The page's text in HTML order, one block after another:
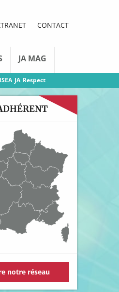
CONTACT
JA MAG
notre réseau